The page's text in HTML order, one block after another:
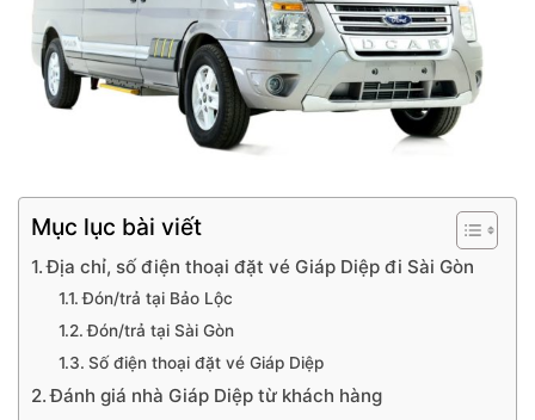
Mục lục bài viết
Địa chỉ, số điện thoại đặt vé Giáp Diệp đi Sài Gòn
Đón/trả tại Bảo Lộc
Đón/trả tại Sài Gòn
Số điện thoại đặt vé Giáp Diệp
Đánh giá nhà Giáp Diệp từ khách hàng